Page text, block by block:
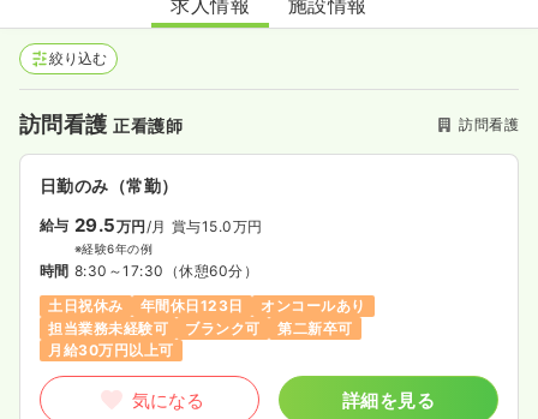
求人情報 施設情報
絞り込む
訪問看護正看護師 訪問看護
日勤のみ（常勤）
給与 29.5万円/月 賞与15.0万円
※経験6年の例
時間 8:30～17:30 （休憩60分）
土日祝休み
年間休日123日
オンコールあり
担当業務未経験可
ブランク可
第二新卒可
月給30万円以上可
気になる 詳細を見る